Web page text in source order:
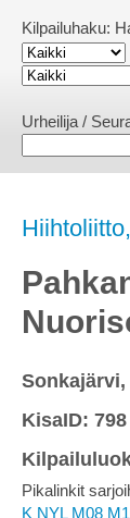
Kilpailuhaku:
Urheilija /
Sonkajärvi,
KisaID: 798
Pikalinkit
K NYL M08